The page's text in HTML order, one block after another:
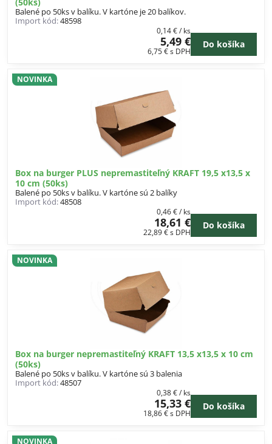
(50ks)
Balené po 50ks v balíku. V kartóne je 20 balíkov.
Import kód:48598
5,49 €
6,75 €s DPH
0,14 €/ ks
Do košíka
Box na burger PLUS nepremastiteľný KRAFT 19,5 x13,5 x
10 cm (50ks)
NOVINKA
Balené po 50ks v balíku. V kartóne sú 2 balíky
Import kód:48508
18,61 €
22,89 €s DPH
0,46 €/ ks
Do košíka
Box na burger nepremastiteľný KRAFT 13,5 x13,5 x 10 cm
(50ks)
NOVINKA
Balené po 50ks v balíku. V kartóne sú 3 balenia
Import kód:48507
15,33 €
18,86 €s DPH
0,38 €/ ks
Do košíka
NOVINKA